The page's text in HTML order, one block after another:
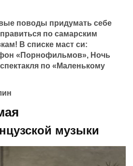
поводы придумать себе
по самарским
В списке маст си:
«Порнофильмов», Ночь
по «Маленькому
музыки